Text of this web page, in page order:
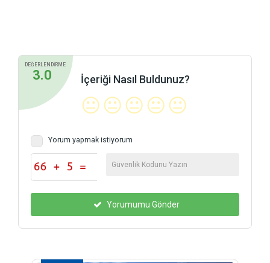
DEĞERLENDİRME
3.0 İçeriği Nasıl Buldunuz?
😐😐😐😐😐
Yorum yapmak istiyorum
Yorumumu Gönder